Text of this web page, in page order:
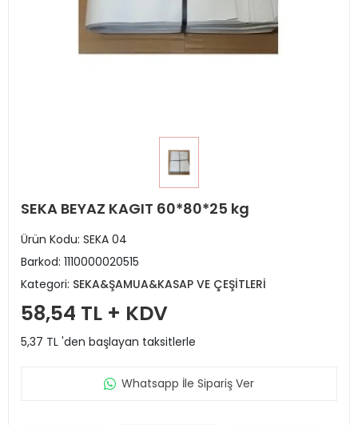
SEKA BEYAZ KAGIT 60*80*25 kg
Ürün Kodu: SEKA 04
Barkod: 1110000020515
Kategori: SEKA&ŞAMUA&KASAP VE ÇEŞİTLERİ
58,54 TL + KDV
5,37 TL 'den başlayan taksitlerle
Whatsapp İle Sipariş Ver